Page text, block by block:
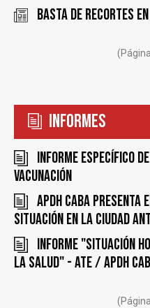
Basta de recortes en
Informes
Informe específico de
vacunación
APDH CABA
situación en la ciudad
Informe "Situación
la Salud" - ATE / APDH